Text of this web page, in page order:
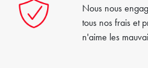
Nous nous
tous nos frais et
n'aime les